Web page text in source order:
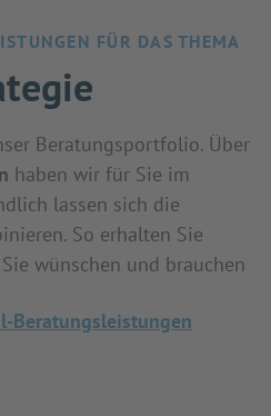
FÜR DAS THEMA
Beratungsportfolio. Über
haben wir für Sie im
lassen sich die
So erhalten Sie
wünschen und brauchen
Beratungsleistungen